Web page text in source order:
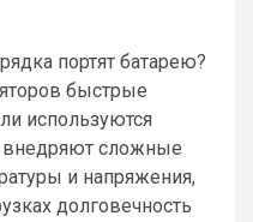
портят батарею?
быстрые
используются
внедряют сложные
и напряжения,
долговечность